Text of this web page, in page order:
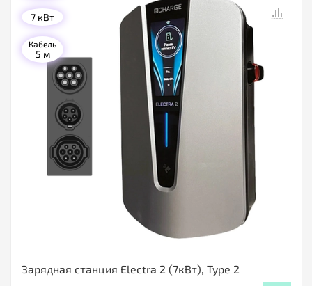
Зарядная станция Electra 2 (7кВт), Type 2
7 кВт
Кабель
5 м